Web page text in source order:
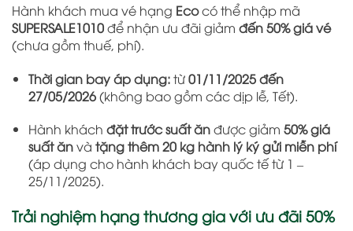
Hành khách mua vé hạng Ecocó thể nhập mã
SUPERSALE1010để nhận ưu đãi giảm đến 50% giá vé
(chưa gồm thuế, phí).
Thời gian bay áp dụng:từ01/11/2025 đến
27/05/2026(không bao gồm các dịp lễ, Tết).
Hành khách đặt trước suất ănđược giảm 50% giá
suất ănvà tặng thêm 20 kg hành lý ký gửi miễn phí
(áp dụng cho hành khách bay quốc tế từ 1 –
25/11/2025).
Trải nghiệm hạng thương gia với ưu đãi 50%